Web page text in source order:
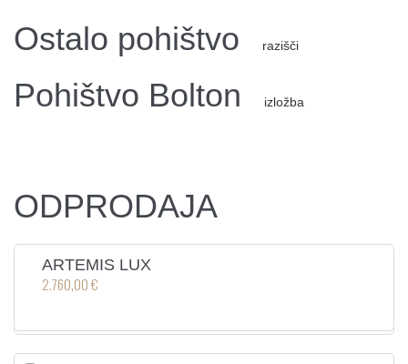
Ostalo pohištvo razišči
Pohištvo Bolton izložba
ODPRODAJA
ARTEMIS LUX
2.760,00 €